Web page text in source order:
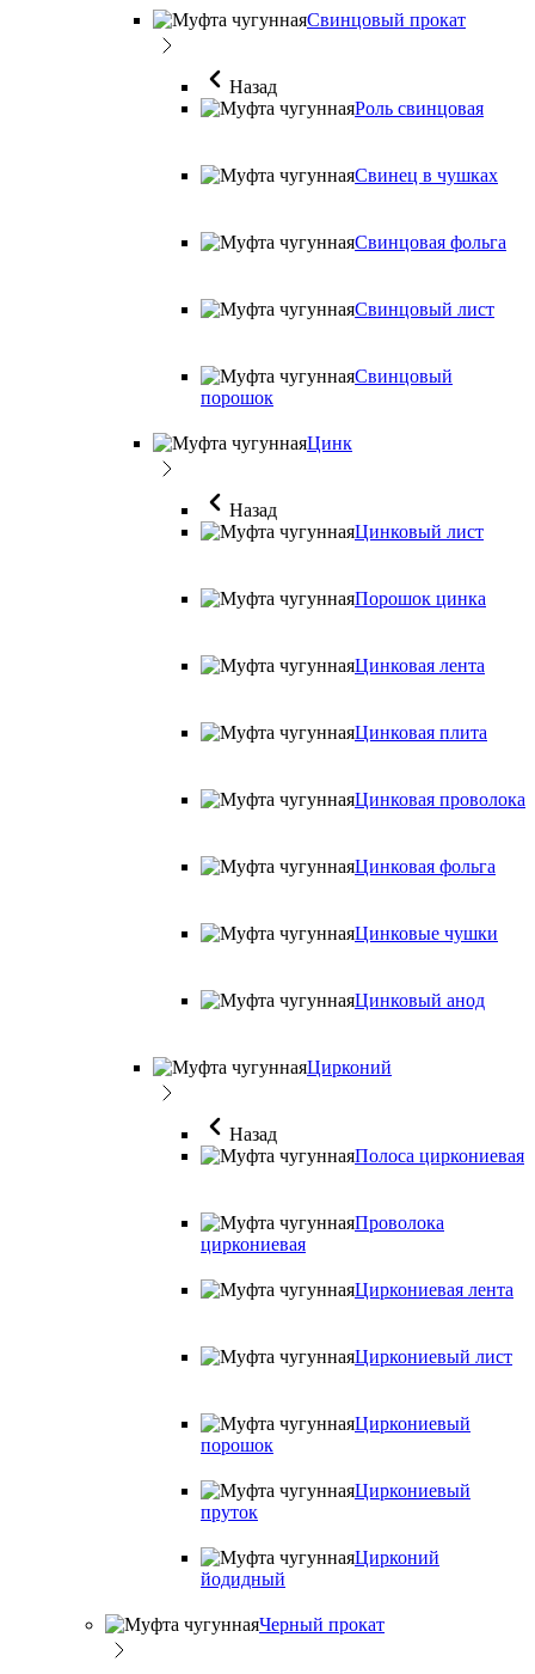
Свинцовый прокат
Назад
Роль свинцовая
Свинец в чушках
Свинцовая фольга
Свинцовый лист
Свинцовый
порошок
Цинк
Назад
Цинковый лист
Порошок цинка
Цинковая лента
Цинковая плита
Цинковая проволока
Цинковая фольга
Цинковые чушки
Цинковый анод
Цирконий
Назад
Полоса циркониевая
Проволока
циркониевая
Циркониевая лента
Циркониевый лист
Циркониевый
порошок
Циркониевый
пруток
Цирконий
йодидный
Черный прокат